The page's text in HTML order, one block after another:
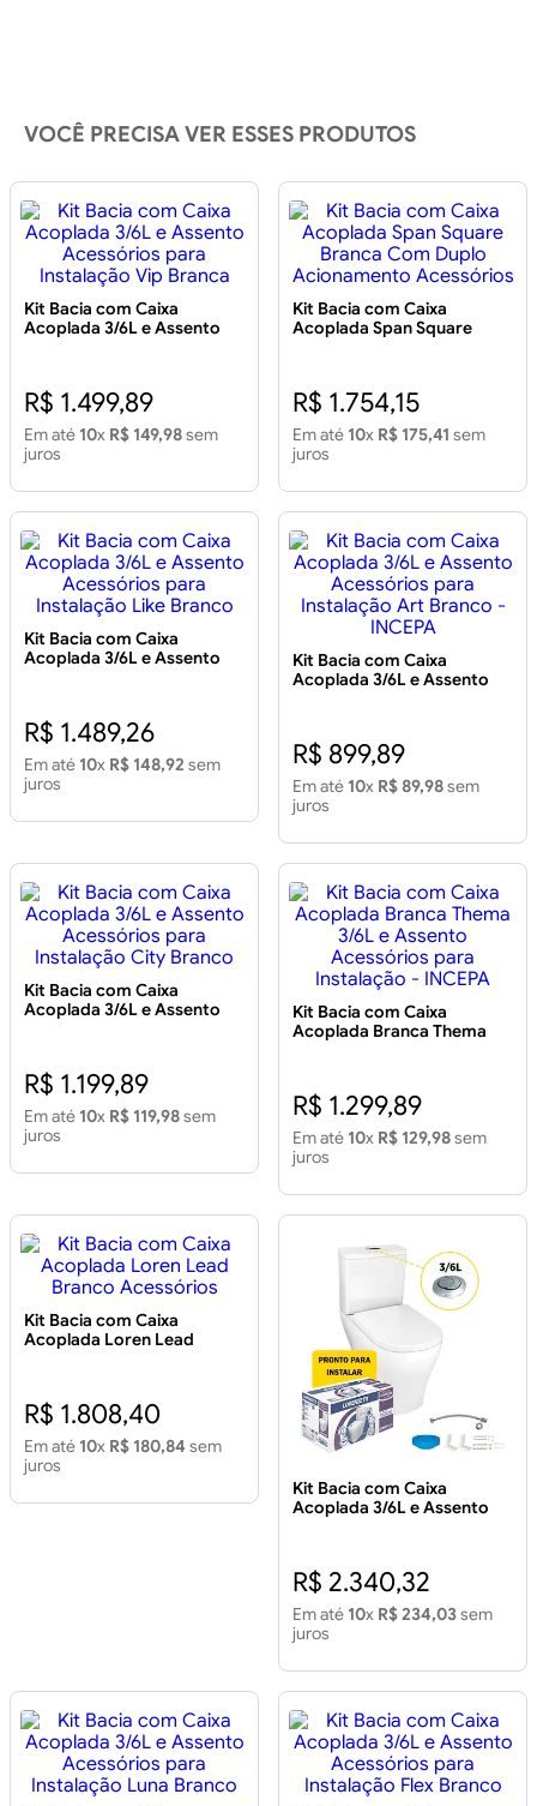
VOCÊ PRECISA VER ESSES PRODUTOS
Kit Bacia com Caixa
Acoplada 3/6L e Assento
R$ 1.499,89
Em até 10x R$ 149,98sem
juros
Kit Bacia com Caixa
Acoplada Span Square
R$ 1.754,15
Em até 10x R$ 175,41 sem
juros
Kit Bacia com Caixa
Acoplada 3/6L e Assento
R$ 1.489,26
Em até 10x R$ 148,92 sem
juros
Kit Bacia com Caixa
Acoplada 3/6L e Assento
R$ 899,89
Em até 10x R$ 89,98sem
juros
Kit Bacia com Caixa
Acoplada 3/6L e Assento
R$ 1.199,89
Em até 10x R$ 119,98sem
juros
Kit Bacia com Caixa
Acoplada Branca Thema
R$ 1.299,89
Em até 10x R$ 129,98sem
juros
Kit Bacia com Caixa
Acoplada Loren Lead
R$ 1.808,40
Em até 10x R$ 180,84 sem
juros
Kit Bacia com Caixa
Acoplada 3/6L e Assento
R$ 2.340,32
Em até 10x R$ 234,03sem
juros